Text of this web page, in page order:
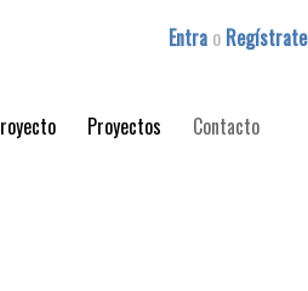
Entra o Regístrate
Proyectos Contacto